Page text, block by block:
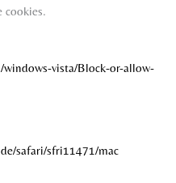
cookies.
vista/Block-or-allow-
safari/sfri11471/mac